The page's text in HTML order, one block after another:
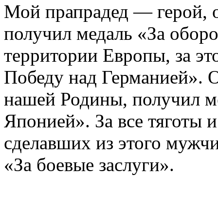
Мой прапрадед — герой,
получил медаль «За
территории Европы, за
Победу над Германией».
нашей Родины, получил
Японией». За все тяготы
сделавших из этого
«За боевые заслуги».